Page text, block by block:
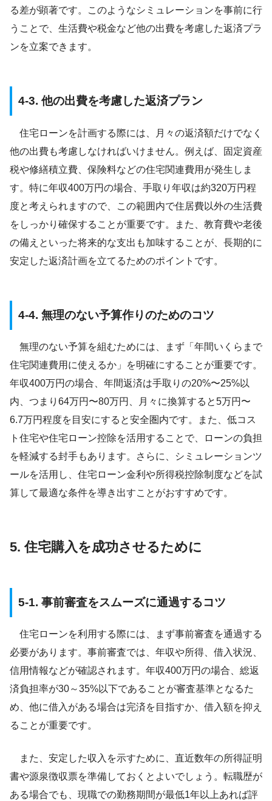
る差が顕著です。このようなシミュレーションを事前に行
うことで、生活費や税金など他の出費を考慮した返済プラ
ンを立案できます。
4-3. 他の出費を考慮した返済プラン
住宅ローンを計画する際には、月々の返済額だけでなく
他の出費も考慮しなければいけません。例えば、固定資産
税や修繕積立費、保険料などの住宅関連費用が発生しま
す。特に年収400万円の場合、手取り年収は約320万円程
度と考えられますので、この範囲内で住居費以外の生活費
をしっかり確保することが重要です。また、教育費や老後
の備えといった将来的な支出も加味することが、長期的に
安定した返済計画を立てるためのポイントです。
4-4. 無理のない予算作りのためのコツ
無理のない予算を組むためには、まず「年間いくらまで
住宅関連費用に使えるか」を明確にすることが重要です。
年収400万円の場合、年間返済は手取りの20%〜25%以
内、つまり64万円〜80万円、月々に換算すると5万円〜
6.7万円程度を目安にすると安全圏内です。また、低コス
ト住宅や住宅ローン控除を活用することで、ローンの負担
を軽減する封手もあります。さらに、シミュレーションツ
ールを活用し、住宅ローン金利や所得税控除制度などを試
算して最適な条件を導き出すことがおすすめです。
5. 住宅購入を成功させるために
5-1. 事前審査をスムーズに通過するコツ
住宅ローンを利用する際には、まず事前審査を通過する
必要があります。事前審査では、年収や所得、借入状況、
信用情報などが確認されます。年収400万円の場合、総返
済負担率が30～35%以下であることが審査基準となるた
め、他に借入がある場合は完済を目指すか、借入額を抑え
ることが重要です。
また、安定した収入を示すために、直近数年の所得証明
書や源泉徴収票を準備しておくとよいでしょう。転職歴が
ある場合でも、現職での勤務期間が最低1年以上あれば評